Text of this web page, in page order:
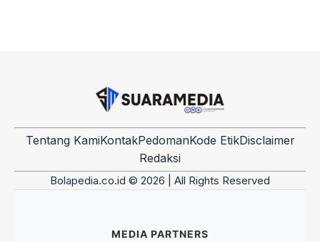
Tentang KamiKontakPedomanKode EtikDisclaimer
Redaksi
Bolapedia.co.id © 2026 | All Rights Reserved
MEDIA PARTNERS